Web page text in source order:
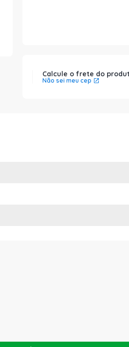
Calcule o frete do
Não sei meu cep